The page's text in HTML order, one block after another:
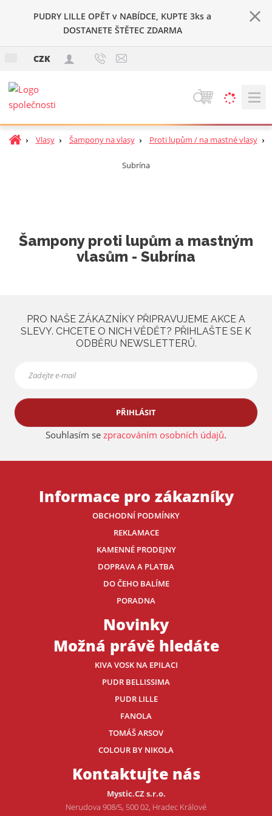
PUDRY LILLE OPĚT v NABÍDCE, KUPTE 3ks a
DOSTANETE ŠTĚTEC ZDARMA
CZK
V
h
l
Ú
t
r
Vlasy Šampony na vlasy Proti lupům / na mastné vlasy
Subrína
Šampony proti lupům a mastným
vlasům - Subrína
PRO NAŠE ZÁKAZNÍKY PŘIPRAVUJEME AKCE A
SLEVY. CHCETE O NICH VĚDĚT? PŘIHLAŠTE SE K
ODBĚRU NEWSLETTERŮ.
PŘIHLÁSIT
Souhlasím se zpracováním osobních údajů.
Informace pro zákazníky
OBCHODNÍ PODMÍNKY
REKLAMACE
KAMENNÉ PRODEJNY
DOPRAVA A PLATBA
DO ČEHO BALÍME
PORADNA
Novinky
Možná právě hledáte
KIVA VOSK NA EPILACI
PUDR BELLISSIMA
PUDR LILLE
FANOLA
TOMÁŠ ARSOV
COLOUR BY NIKOLA
Kontaktujte nás
Mystic.CZ s.r.o.
Nerudova 908/5, 500 02, Hradec Králové